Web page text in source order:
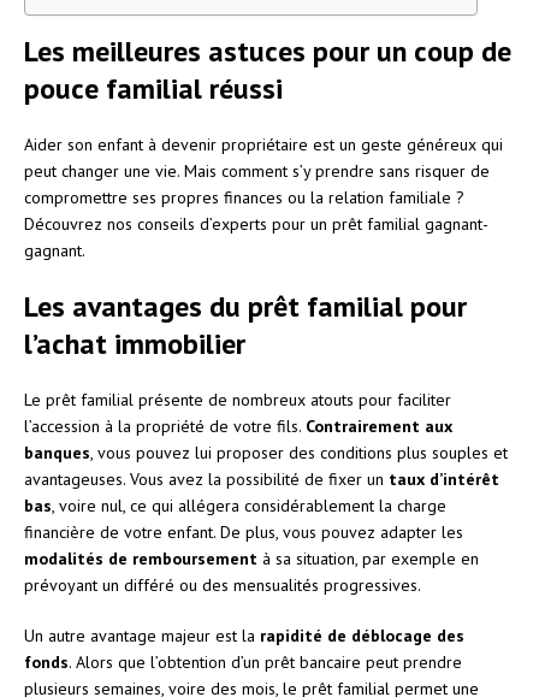
Les meilleures astuces pour un coup de
pouce familial réussi
Aider son enfant à devenir propriétaire est un geste généreux qui
peut changer une vie. Mais comment s’y prendre sans risquer de
compromettre ses propres finances ou la relation familiale ?
Découvrez nos conseils d’experts pour un prêt familial gagnant-
gagnant.
Les avantages du prêt familial pour
l’achat immobilier
Le prêt familial présente de nombreux atouts pour faciliter
l’accession à la propriété de votre fils. Contrairement aux
banques , vous pouvez lui proposer des conditions plus souples et
avantageuses. Vous avez la possibilité de fixer un taux d’intérêt
bas , voire nul, ce qui allégera considérablement la charge
financière de votre enfant. De plus, vous pouvez adapter les
modalités de remboursement à sa situation, par exemple en
prévoyant un différé ou des mensualités progressives.
Un autre avantage majeur est la rapidité de déblocage des
fonds. Alors que l’obtention d’un prêt bancaire peut prendre
plusieurs semaines, voire des mois, le prêt familial permet une